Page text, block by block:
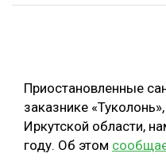
ЛЕСОЗАГОТОВКА
БИОЭНЕРГЕТИКА
ЛЕСОВОССТАНОВЛЕНИЕ И
ЛОГИСТИКА
ТЕМАТИЧЕСКИЕ ПРОЕКТЫ
Приостановленные
заказнике
Иркутской области,
году. Об этом